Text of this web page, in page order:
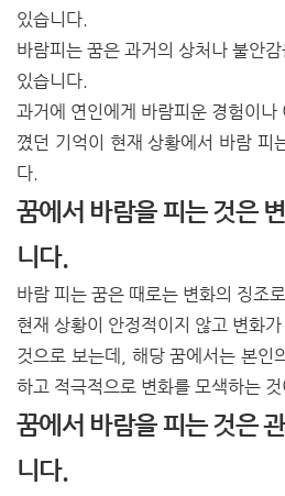
있습니다.
바람피는 꿈은 과거의 상처나 불안
있습니다.
과거에 연인에게 바람피운 경험이
꼈던 기억이 현재 상황에서 바람 피
다.
꿈에서 바람을 피는 것은
니다.
바람 피는 꿈은 때로는 변화의 징조
현재 상황이 안정적이지 않고 변화
것으로 보는데, 해당 꿈에서는 본인
하고 적극적으로 변화를 모색하는
꿈에서 바람을 피는 것은
니다.